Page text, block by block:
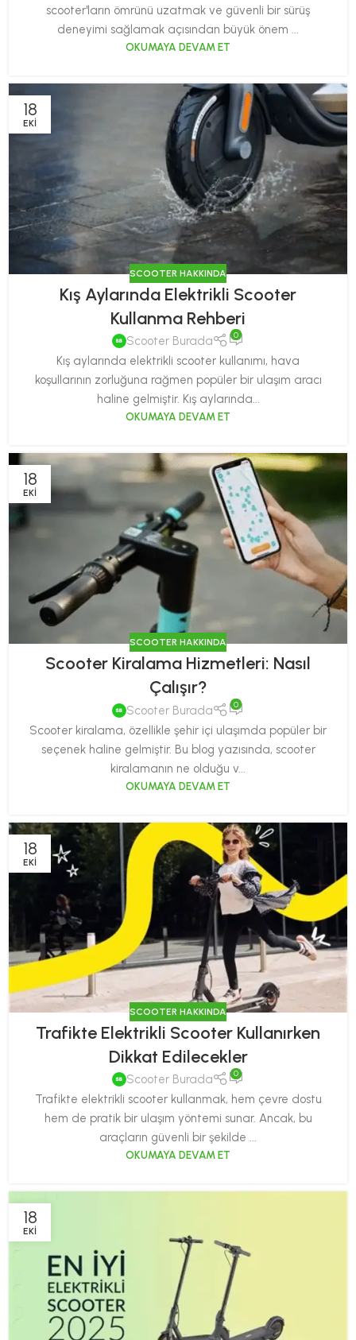
scooter'ların ömrünü uzatmak ve güvenli bir sürüş
deneyimi sağlamak açısından büyük önem ...
OKUMAYA DEVAM ET
18
EKI
SCOOTER HAKKINDA
Kış Aylarında Elektrikli Scooter
Kullanma Rehberi
Scooter Burada 0
Kış aylarında elektrikli scooter kullanımı, hava
koşullarının zorluğuna rağmen popüler bir ulaşım aracı
haline gelmiştir. Kış aylarında...
OKUMAYA DEVAM ET
18
EKI
SCOOTER HAKKINDA
Scooter Kiralama Hizmetleri: Nasıl
Çalışır?
Scooter Burada 0
Scooter kiralama, özellikle şehir içi ulaşımda popüler bir
seçenek haline gelmiştir. Bu blog yazısında, scooter
kiralamanın ne olduğu v...
OKUMAYA DEVAM ET
18
EKI
SCOOTER HAKKINDA
Trafikte Elektrikli Scooter Kullanırken
Dikkat Edilecekler
Scooter Burada 0
Trafikte elektrikli scooter kullanmak, hem çevre dostu
hem de pratik bir ulaşım yöntemi sunar. Ancak, bu
araçların güvenli bir şekilde ...
OKUMAYA DEVAM ET
18
EKI